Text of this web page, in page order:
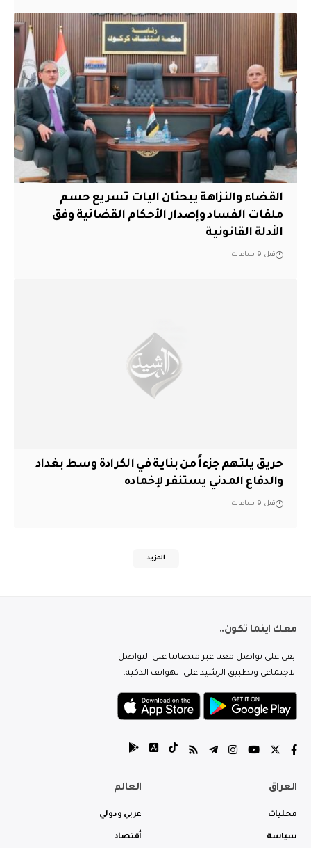
القضاء والنزاهة يبحثان آليات تسريع حسم
ملفات الفساد وإصدار الأحكام القضائية وفق
الأدلة القانونية
قبل 9 ساعات
حريق يلتهم جزءاً من بناية في الكرادة وسط بغداد
والدفاع المدني يستنفر لإخماده
قبل 9 ساعات
المزيد
معك اينما تكون..
ابقى على تواصل معنا عبر منصاتنا على التواصل
الاجتماعي وتطبيق الرشيد على الهواتف الذكية.
العراق
محليات
سياسة
العالم
عربي ودولي
أقتصاد